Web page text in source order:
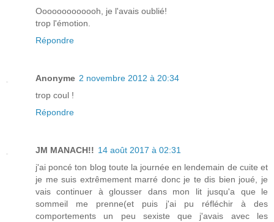
Ooooooooooooh, je l'avais oublié!
trop l'émotion.
Répondre
Anonyme 2 novembre 2012 à 20:34
trop coul !
Répondre
JM MANACH!! 14 août 2017 à 02:31
j'ai poncé ton blog toute la journée en lendemain de cuite et
je me suis extrêmement marré donc je te dis bien joué, je
vais continuer à glousser dans mon lit jusqu'a que le
sommeil me prenne(et puis j'ai pu réfléchir à des
comportements un peu sexiste que j'avais avec les